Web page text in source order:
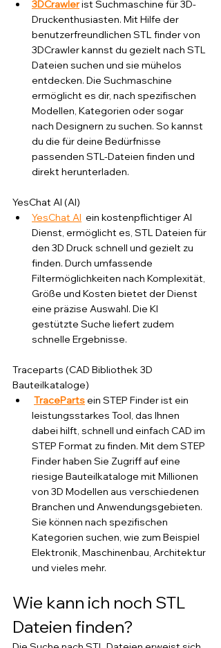
3DCrawler ist Suchmaschine für 3D-
Druckenthusiasten. Mit Hilfe der
benutzerfreundlichen STL finder von
3DCrawler kannst du gezielt nach STL
Dateien suchen und sie mühelos
entdecken. Die Suchmaschine
ermöglicht es dir, nach spezifischen
Modellen, Kategorien oder sogar
nach Designern zu suchen. So kannst
du die für deine Bedürfnisse
passenden STL-Dateien finden und
direkt herunterladen.
YesChat AI (AI)
YesChat AI ein kostenpflichtiger AI
Dienst, ermöglicht es, STL Dateien für
den 3D Druck schnell und gezielt zu
finden. Durch umfassende
Filtermöglichkeiten nach Komplexität,
Größe und Kosten bietet der Dienst
eine präzise Auswahl. Die KI
gestützte Suche liefert zudem
schnelle Ergebnisse.
Traceparts (CAD Bibliothek 3D
Bauteilkataloge)
TraceParts ein STEP Finder ist ein
leistungsstarkes Tool, das Ihnen
dabei hilft, schnell und einfach CAD im
STEP Format zu finden. Mit dem STEP
Finder haben Sie Zugriff auf eine
riesige Bauteilkataloge mit Millionen
von 3D Modellen aus verschiedenen
Branchen und Anwendungsgebieten.
Sie können nach spezifischen
Kategorien suchen, wie zum Beispiel
Elektronik, Maschinenbau, Architektur
und vieles mehr.
Wie kann ich noch STL
Dateien finden?